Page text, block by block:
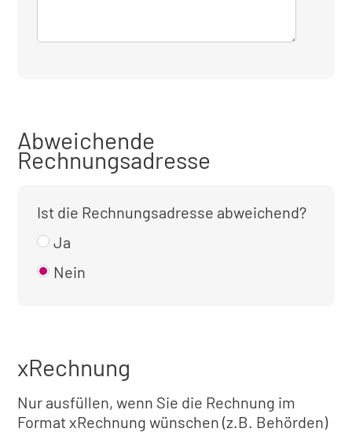
Abweichende
Rechnungsadresse
Ist die Rechnungsadresse abweichend?
Ja
Nein
xRechnung
Nur ausfüllen, wenn Sie die Rechnung im
Format xRechnung wünschen (z.B. Behörden)